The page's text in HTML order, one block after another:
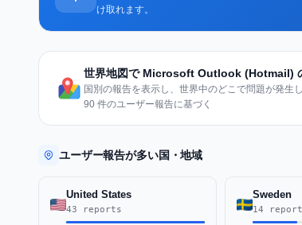
け取れます。
世界地図で Microsoft Outlook (Hotmail)
国別の報告を表示し、世界中のどこで問題が発
90 件のユーザー報告に基づく
ユーザー報告が多い国・地域
United States
43 reports
Sweden
14